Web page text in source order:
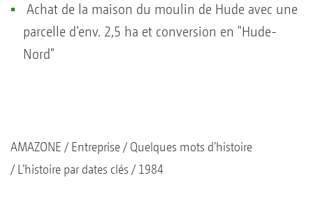
Achat de la maison du moulin de Hude avec une
parcelle d‘env. 2,5 ha et conversion en "Hude-
Nord"
AMAZONE Entreprise
Quelques mots d’histoire
L’histoire par dates clés
1984